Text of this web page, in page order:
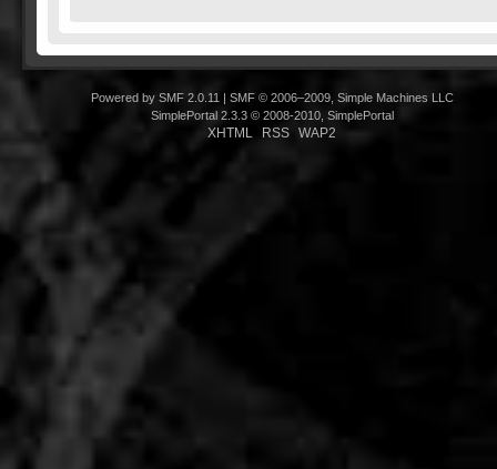
Powered by SMF 2.0.11
SMF © 2006–2009, Simple Machines LLC
SimplePortal 2.3.3 © 2008-2010, SimplePortal
XHTML RSS WAP2